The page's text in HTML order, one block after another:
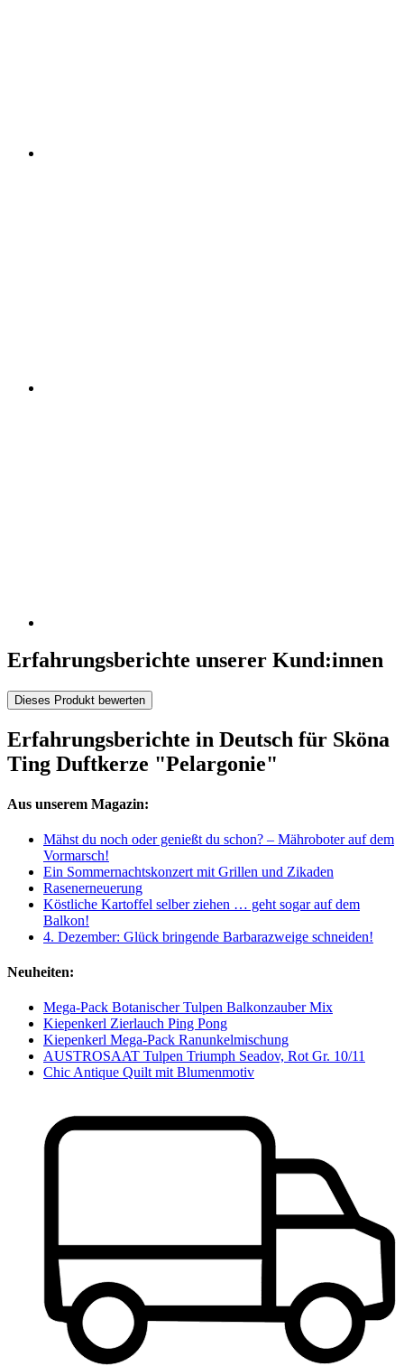
Erfahrungsberichte unserer Kund:innen
Dieses Produkt bewerten
Erfahrungsberichte in Deutsch für Sköna
Ting Duftkerze "Pelargonie"
Aus unserem Magazin:
Mähst du noch oder genießt du schon? – Mähroboter auf dem
Vormarsch!
Ein Sommernachtskonzert mit Grillen und Zikaden
Rasenerneuerung
Köstliche Kartoffel selber ziehen … geht sogar auf dem
Balkon!
4. Dezember: Glück bringende Barbarazweige schneiden!
Neuheiten:
Mega-Pack Botanischer Tulpen Balkonzauber Mix
Kiepenkerl Zierlauch Ping Pong
Kiepenkerl Mega-Pack Ranunkelmischung
AUSTROSAAT Tulpen Triumph Seadov, Rot Gr. 10/11
Chic Antique Quilt mit Blumenmotiv